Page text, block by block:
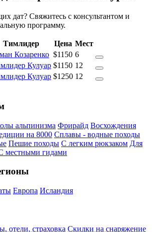
дат? Свяжитесь с консультантом и
программу.
Тимлидер Цена Мест
Козаренко $1150 6
Кулуар $1150 12
Кулуар $1250 12
альпинизма Фрирайд Восхождения
на 8000 Сплавы - водные походы
Пешие походы С легким рюкзаком Для
местными гидами
Европа Исландия
отели, страховка Скидки на снаряжение